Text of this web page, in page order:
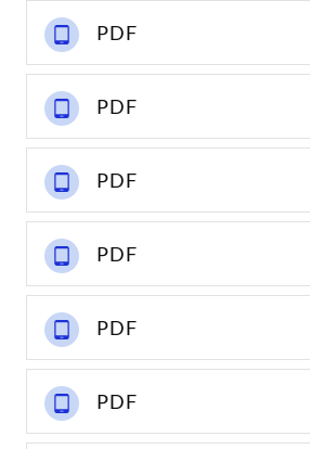
PDF
PDF
PDF
PDF
PDF
PDF